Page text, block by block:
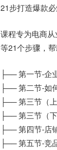
21步打造爆款
课程专为电商
等21个步骤，
├── 第一节-企
├── 第二节-如
├── 第三节（
├── 第三节（
├── 第四节-店
├── 第五节-竞